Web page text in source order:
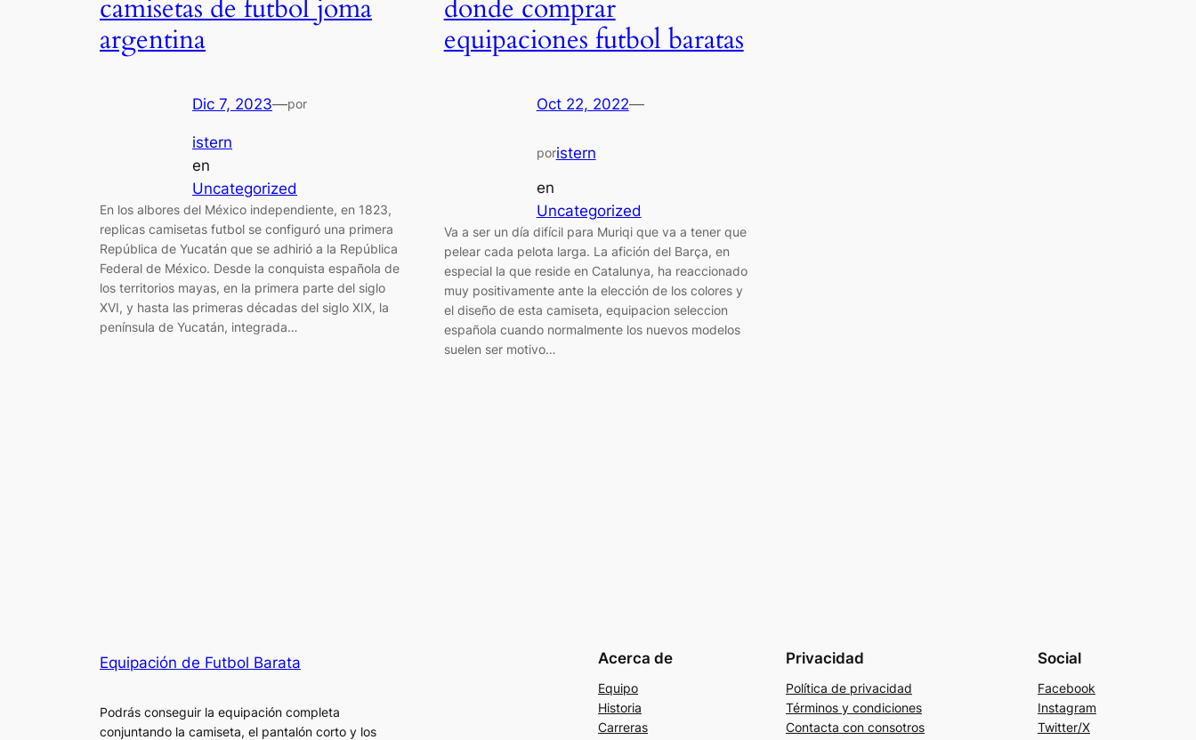
camisetas de futbol joma
argentina
Dic 7, 2023—por
istern
en
Uncategorized
En los albores del México independiente, en 1823,
replicas camisetas futbol se configuró una primera
República de Yucatán que se adhirió a la República
Federal de México. Desde la conquista española de
los territorios mayas, en la primera parte del siglo
XVI, y hasta las primeras décadas del siglo XIX, la
península de Yucatán, integrada…
donde comprar
equipaciones futbol baratas
Oct 22, 2022—
poristern
en
Uncategorized
Va a ser un día difícil para Muriqi que va a tener que
pelear cada pelota larga. La afición del Barça, en
especial la que reside en Catalunya, ha reaccionado
muy positivamente ante la elección de los colores y
el diseño de esta camiseta, equipacion seleccion
española cuando normalmente los nuevos modelos
suelen ser motivo…
Equipación de Futbol Barata
Podrás conseguir la equipación completa
conjuntando la camiseta, el pantalón corto y los
Acerca de
Equipo
Historia
Carreras
Privacidad
Política de privacidad
Términos y condiciones
Contacta con consotros
Social
Facebook
Instagram
Twitter/X